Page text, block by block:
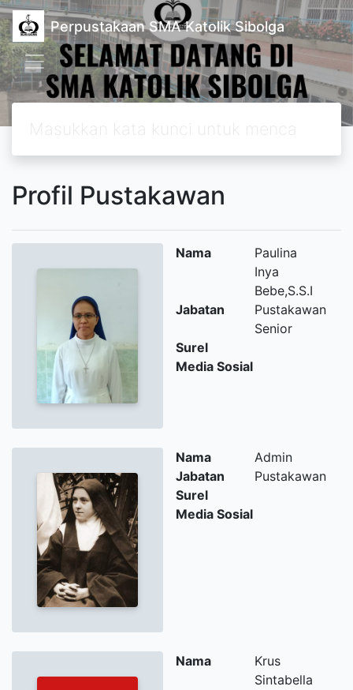
Perpustakaan SMA Katolik Sibolga
Profil Pustakawan
Nama
Paulina
Inya
Bebe,S.S.I
Jabatan
Pustakawan
Senior
Surel
Media Sosial
Nama
Admin
Jabatan
Pustakawan
Surel
Media Sosial
Nama
Krus
Sintabella